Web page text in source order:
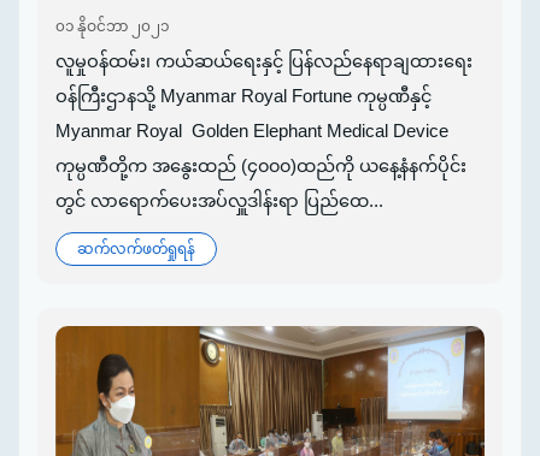
၀၁ နိုဝင်ဘာ ၂၀၂၁
လူမှုဝန်ထမ်း၊ ကယ်ဆယ်ရေးနှင့် ပြန်လည်နေရာချထားရေး
ဝန်ကြီးဌာနသို့ Myanmar Royal Fortune ကုမ္ပဏီနှင့်
Myanmar Royal Golden Elephant Medical Device
ကုမ္ပဏီတို့က အနွေးထည် (၄၀၀၀)ထည်ကို ယနေ့နံနက်ပိုင်း
တွင် လာရောက်ပေးအပ်လှူဒါန်းရာ ပြည်ထေ...
ဆက်လက်ဖတ်ရှုရန်